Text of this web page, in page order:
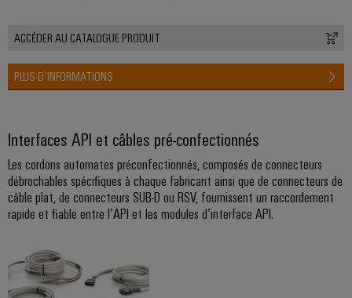
de
et
des
eaux
Énergie
éolienne
Excellence
opérationnelle
dans
le
l'énergie
éolienne
automatiques
Logiciels
Imprimantes
industrielles
Éclairage
industriel
de
l'armoire
ACCÉDER AU CATALOGUE PRODUIT
PLUS D’INFORMATIONS
Interfaces API et câbles pré-confectionnés
Les cordons automates préconfectionnés, composés de connecteurs
débrochables spécifiques à chaque fabricant ainsi que de connecteurs de
câble plat, de connecteurs SUB-D ou RSV, fournissent un raccordement
rapide et fiable entre l’API et les modules d’interface API.